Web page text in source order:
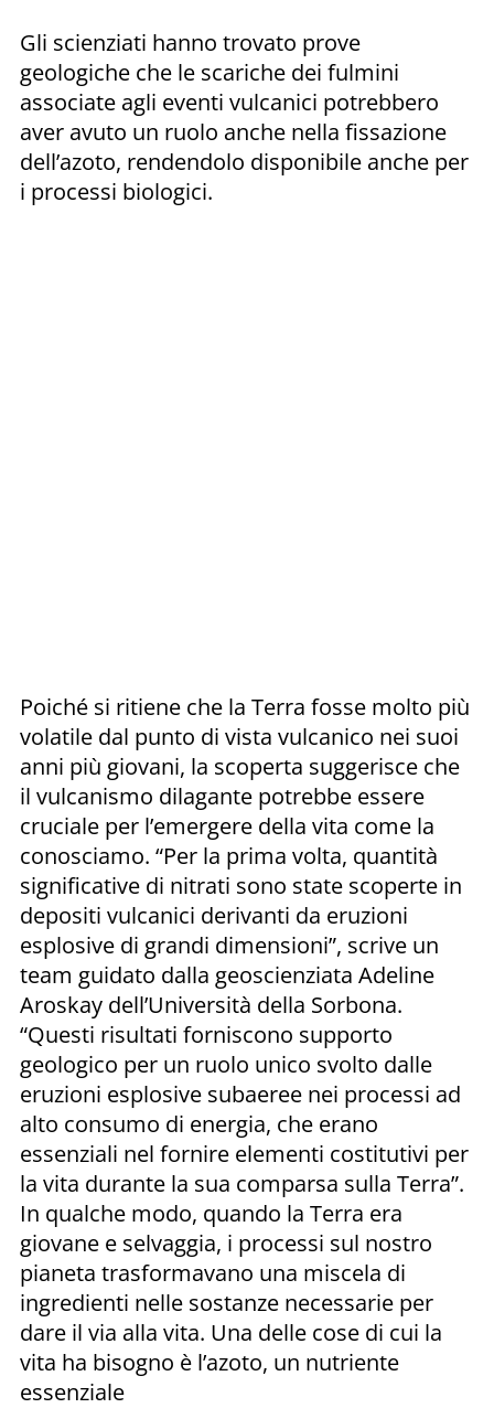
Gli scienziati hanno trovato prove
geologiche che le scariche dei fulmini
associate agli eventi vulcanici potrebbero
aver avuto un ruolo anche nella fissazione
dell’azoto, rendendolo disponibile anche per
i processi biologici.
Poiché si ritiene che la Terra fosse molto più
volatile dal punto di vista vulcanico nei suoi
anni più giovani, la scoperta suggerisce che
il vulcanismo dilagante potrebbe essere
cruciale per l’emergere della vita come la
conosciamo. “Per la prima volta, quantità
significative di nitrati sono state scoperte in
depositi vulcanici derivanti da eruzioni
esplosive di grandi dimensioni”, scrive un
team guidato dalla geoscienziata Adeline
Aroskay dell’Università della Sorbona.
“Questi risultati forniscono supporto
geologico per un ruolo unico svolto dalle
eruzioni esplosive subaeree nei processi ad
alto consumo di energia, che erano
essenziali nel fornire elementi costitutivi per
la vita durante la sua comparsa sulla Terra”.
In qualche modo, quando la Terra era
giovane e selvaggia, i processi sul nostro
pianeta trasformavano una miscela di
ingredienti nelle sostanze necessarie per
dare il via alla vita. Una delle cose di cui la
vita ha bisogno è l’azoto, un nutriente
essenziale